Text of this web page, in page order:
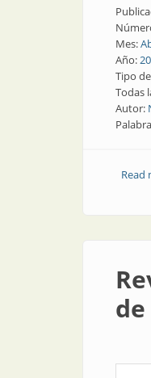
Mes:
Año:
Tipo
Todas
Autor:
Read